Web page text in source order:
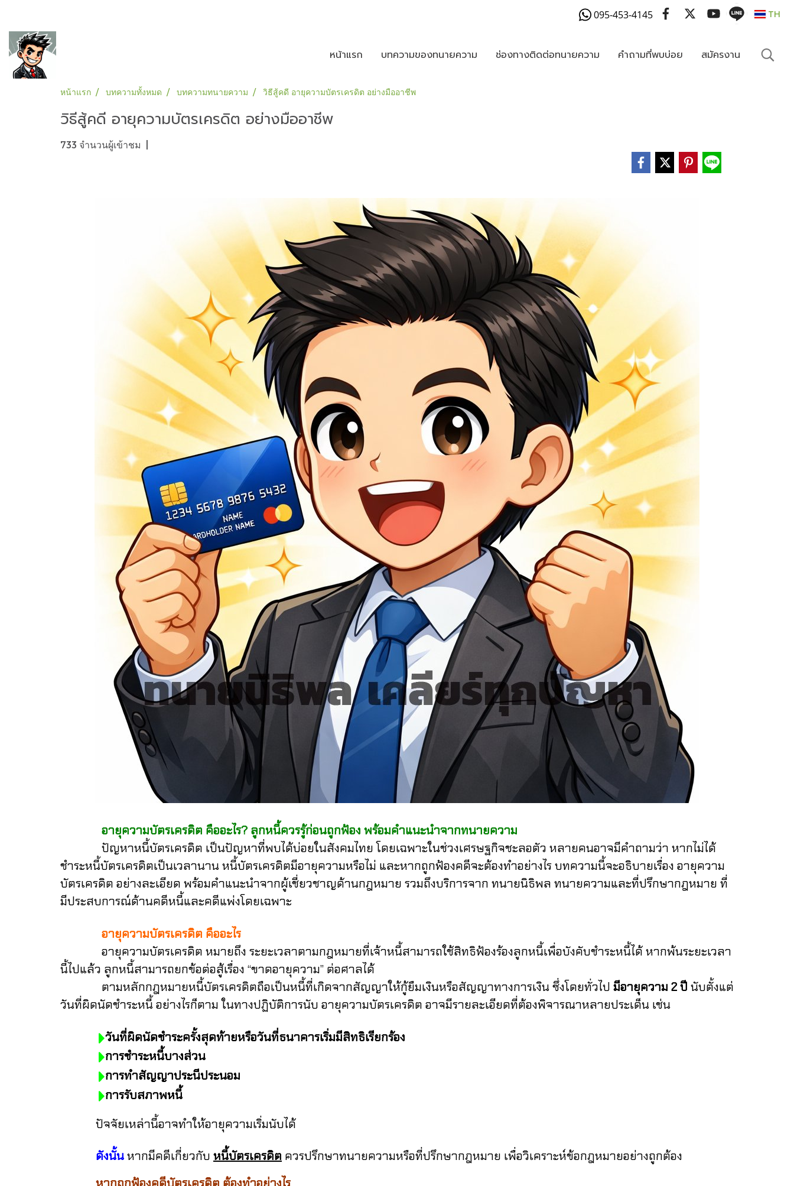
095-453-4145 TH
หน้าแรก บทความของทนายความ ช่องทางติดต่อทนายความ คำถามที่พบบ่อย สมัครงาน
หน้าแรก บทความทั้งหมด บทความทนายความ วิธีสู้คดี อายุความบัตรเครดิต อย่างมืออาชีพ
วิธีสู้คดี อายุความบัตรเครดิต อย่างมืออาชีพ
733 จำนวนผู้เข้าชม
อายุความบัตรเครดิต คืออะไร? ลูกหนี้ควรรู้ก่อนถูกฟ้อง พร้อมคำแนะนำจากทนายความ
ปัญหาหนี้บัตรเครดิต เป็นปัญหาที่พบได้บ่อยในสังคมไทย โดยเฉพาะในช่วงเศรษฐกิจชะลอตัว หลายคนอาจมีคำถามว่า หากไม่ได้
ชำระหนี้บัตรเครดิตเป็นเวลานาน หนี้บัตรเครดิตมีอายุความหรือไม่ และหากถูกฟ้องคดีจะต้องทำอย่างไร บทความนี้จะอธิบายเรื่อง อายุความ
บัตรเครดิต อย่างละเอียด พร้อมคำแนะนำจากผู้เชี่ยวชาญด้านกฎหมาย รวมถึงบริการจาก ทนายนิธิพล ทนายความและที่ปรึกษากฎหมาย ที่
มีประสบการณ์ด้านคดีหนี้และคดีแพ่งโดยเฉพาะ
อายุความบัตรเครดิต คืออะไร
อายุความบัตรเครดิต หมายถึง ระยะเวลาตามกฎหมายที่เจ้าหนี้สามารถใช้สิทธิฟ้องร้องลูกหนี้เพื่อบังคับชำระหนี้ได้ หากพ้นระยะเวลา
นี้ไปแล้ว ลูกหนี้สามารถยกข้อต่อสู้เรื่อง “ขาดอายุความ” ต่อศาลได้
ตามหลักกฎหมายหนี้บัตรเครดิตถือเป็นหนี้ที่เกิดจากสัญญาให้กู้ยืมเงินหรือสัญญาทางการเงิน ซึ่งโดยทั่วไป มีอายุความ 2 ปี นับตั้งแต่
วันที่ผิดนัดชำระหนี้อย่างไรก็ตาม ในทางปฏิบัติการนับ อายุความบัตรเครดิต อาจมีรายละเอียดที่ต้องพิจารณาหลายประเด็น เช่น
วันที่ผิดนัดชำระครั้งสุดท้ายหรือวันที่ธนาคารเริ่มมีสิทธิเรียกร้อง
การชำระหนี้บางส่วน
การทำสัญญาประนีประนอม
การรับสภาพหนี้
ปัจจัยเหล่านี้อาจทำให้อายุความเริ่มนับได้
ดังนั้นหากมีคดีเกี่ยวกับ หนี้บัตรเครดิต ควรปรึกษาทนายความหรือที่ปรึกษากฎหมาย เพื่อวิเคราะห์ข้อกฎหมายอย่างถูกต้อง
หากถูกฟ้องคดีบัตรเครดิต ต้องทำอย่างไร